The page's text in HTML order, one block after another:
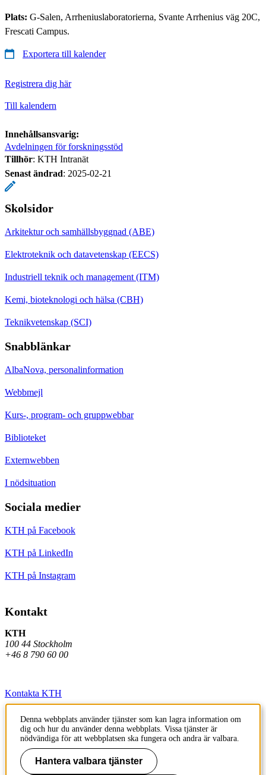
Plats: G-Salen, Arrheniuslaboratorierna, Svante Arrhenius väg 20C,
Frescati Campus.
Exportera till kalender
Registrera dig här
Till kalendern
Innehållsansvarig:
Avdelningen för forskningsstöd
Tillhör: KTH Intranät
Senast ändrad: 2025-02-21
Skolsidor
Arkitektur och samhällsbyggnad (ABE)
Elektroteknik och datavetenskap (EECS)
Industriell teknik och management (ITM)
Kemi, bioteknologi och hälsa (CBH)
Teknikvetenskap (SCI)
Snabblänkar
AlbaNova, personalinformation
Webbmejl
Kurs-, program- och gruppwebbar
Biblioteket
Externwebben
I nödsituation
Sociala medier
KTH på Facebook
KTH på LinkedIn
KTH på Instagram
Kontakt
KTH
100 44 Stockholm
+46 8 790 60 00
Kontakta KTH
Jobba på KTH
Press och media
Faktura och betalning KTH
Denna webbplats använder tjänster som kan lagra information om
dig och hur du använder denna webbplats. Vissa tjänster är
nödvändiga för att webbplatsen ska fungera och andra är valbara.
Hantera valbara tjänster